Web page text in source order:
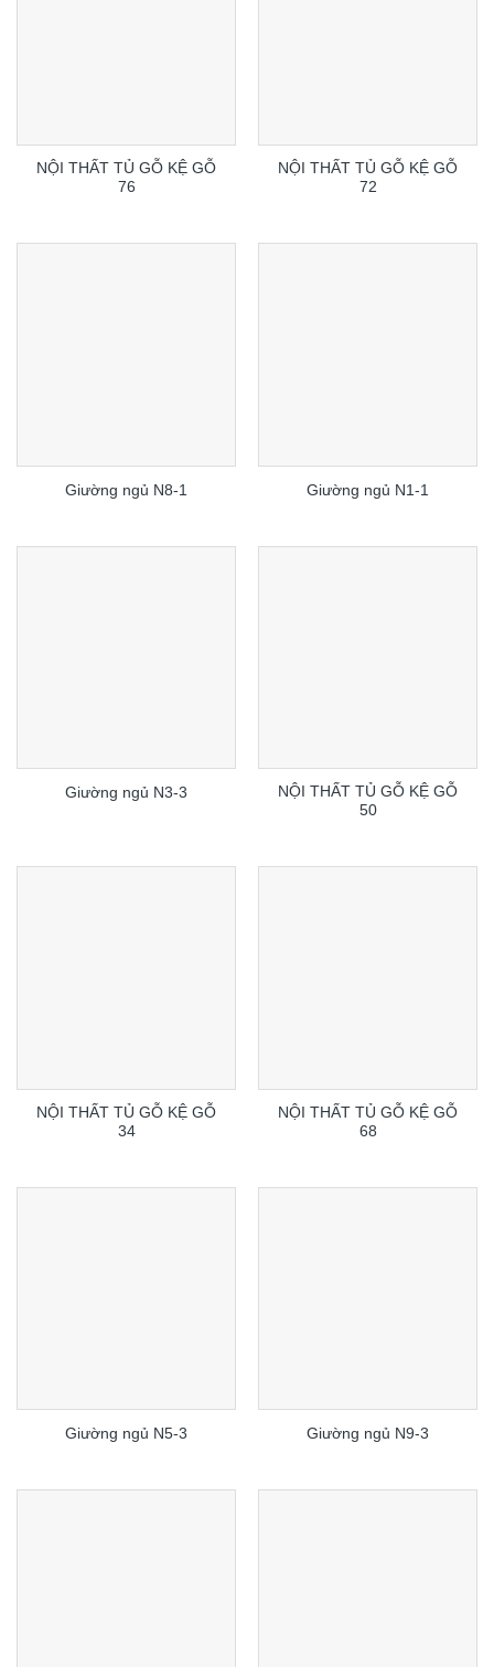
NỘI THẤT TỦ GỖ KỆ GỖ
76
NỘI THẤT TỦ GỖ KỆ GỖ
72
Giường ngủ N8-1 Giường ngủ N1-1
Giường ngủ N3-3
NỘI THẤT TỦ GỖ KỆ GỖ
50
NỘI THẤT TỦ GỖ KỆ GỖ
34
NỘI THẤT TỦ GỖ KỆ GỖ
68
Giường ngủ N5-3 Giường ngủ N9-3